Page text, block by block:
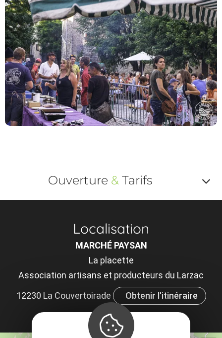
Ouverture & Tarifs
et
Localisation
MARCHÉ PAYSAN
La placette
Association artisans et producteurs du Larzac
12230 La Couvertoirade
Obtenir l'itinéraire